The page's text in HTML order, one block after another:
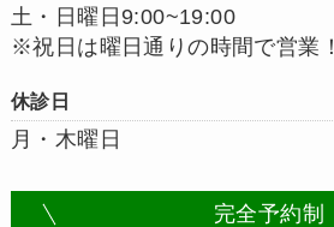
土・日曜日9:00~19:00
※祝日は曜日通りの時間で営業！
休診日
月・木曜日
完全予約制